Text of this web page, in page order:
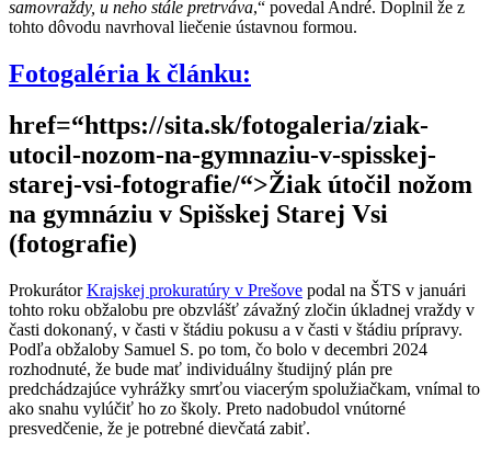
samovraždy, u neho stále pretrváva,“ povedal André. Doplnil že z
tohto dôvodu navrhoval liečenie ústavnou formou.
Fotogaléria k článku:
href=“https://sita.sk/fotogaleria/ziak-
utocil-nozom-na-gymnaziu-v-spisskej-
starej-vsi-fotografie/“>Žiak útočil nožom
na gymnáziu v Spišskej Starej Vsi
(fotografie)
ProkurátorKrajskej prokuratúry v Prešove podal na ŠTS v januári
tohto roku obžalobu pre obzvlášť závažný zločin úkladnej vraždy v
časti dokonaný, v časti v štádiu pokusu a v časti v štádiu prípravy.
Podľa obžaloby Samuel S. po tom, čo bolo v decembri 2024
rozhodnuté, že bude mať individuálny študijný plán pre
predchádzajúce vyhrážky smrťou viacerým spolužiačkam, vnímal to
ako snahu vylúčiť ho zo školy. Preto nadobudol vnútorné
presvedčenie, že je potrebné dievčatá zabiť.